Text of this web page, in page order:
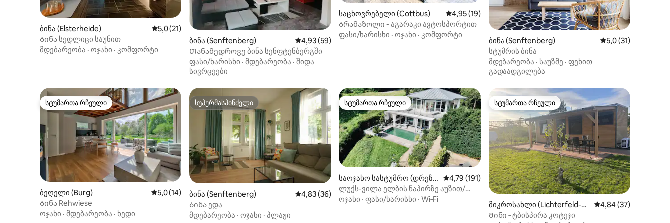
ბინა (Elsterheide) საშუალო შეფასებაა 5‑დან 5,0, 21 მიმოხილვა
5,0 (21)
Ბინა სედლიცი საუნით
მდებარეობა · ოჯახი · კომფორტი
ბინა (Senftenberg) საშუალო შეფასებაა 5‑დან 4,93, 59 მიმოხილვა
4,93 (59)
Თანამედროვე ბინა სენფტენბერგში
ფასი/ხარისხი · მდებარეობა · შიდა
სივრცეები
საცხოვრებელი (Cottbus) საშუალო შეფასებაა 5‑დან 4,95, 19 მიმოხილვა
4,95 (19)
Ბრამაზოლი - აგარაკი ავტოსპორტით
ფასი/ხარისხი · ოჯახი · კომფორტი
ბინა (Senftenberg) საშუალო
5,0 (31)
სტუმრის ბინა
მდებარეობა · საუზმე · ფეხით
გადაადგილება
სტუმართა რჩეული
სტუმართა რჩეული
ბეღელი (Burg) საშუალო შეფასებაა 5‑დან 5,0, 14 მიმოხილვა
5,0 (14)
Ბინა Rehwiese
ოჯახი · მდებარეობა · ხედი
სუპერმასპინძელი
სუპერმასპინძელი
ბინა (Senftenberg) საშუალო შეფასებაა 5‑დან 4,83, 36 მიმოხილვა
4,83 (36)
Ბინა ედა
მდებარეობა · ოჯახი · პლაჟი
სტუმართა რჩეული
სტუმართა რჩეული
საოჯახო სასტუმრო (დრეზდ
ენი)
საშუალო შეფასებაა 5‑დან 4,79, 191 მიმოხილვა
4,79 (191)
ლუქს-ვილა ელბის ნაპირზე აუზით/
ჯაკუზით და პარტი-შალეთი
ოჯახი · ფასი/ხარისხი · Wi‑Fi
სტუმართა რჩეული
სტუმართა რჩეული
მიკროსახლი (Lichterfeld-Sc
hacksdorf)
საშუალო შეფასებაა
4,84 (37)
Მინი ‑ ტბისპირა კოტეჯი